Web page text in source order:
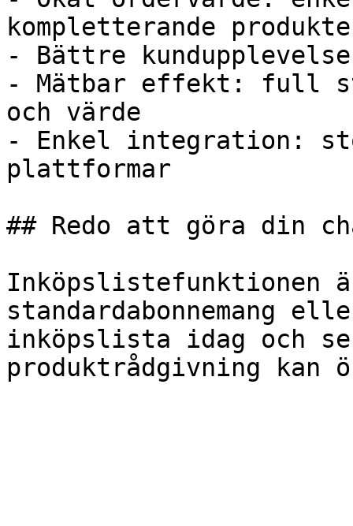
kompletterande
- Bättre
- Mätbar effekt: full
och värde
- Enkel integration:
plattformar
## Redo att göra din
Inköpslistefunktionen
standardabonnemang
inköpslista idag och
produktrådgivning